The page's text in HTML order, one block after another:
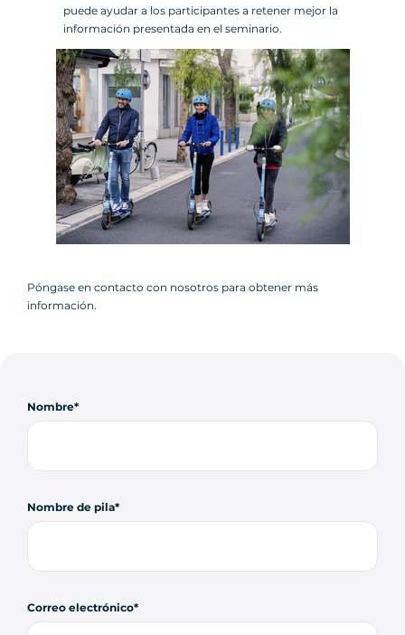
puede ayudar a los participantes a retener mejor la
información presentada en el seminario.
Póngase en contacto con nosotros para obtener más
información.
Nombre
Nombre de pila
Correo electrónico